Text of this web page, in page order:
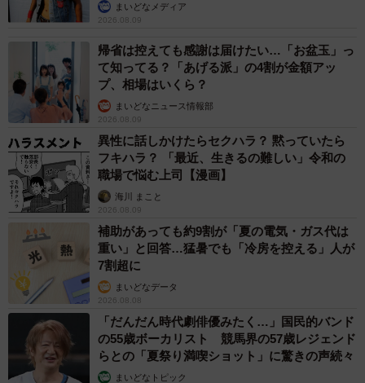
まいどなメディア
2026.08.09
帰省は控えても感謝は届けたい…「お盆玉」っ
て知ってる？「あげる派」の4割が金額アッ
プ、相場はいくら？
まいどなニュース情報部
2026.08.09
異性に話しかけたらセクハラ？ 黙っていたら
フキハラ？ 「最近、生きるの難しい」令和の
職場で悩む上司【漫画】
海川 まこと
2026.08.09
補助があっても約9割が「夏の電気・ガス代は
重い」と回答…猛暑でも「冷房を控える」人が
7割超に
まいどなデータ
2026.08.08
「だんだん時代劇俳優みたく…」国民的バンド
の55歳ボーカリスト 競馬界の57歳レジェンド
らとの「夏祭り満喫ショット」に驚きの声続々
まいどなトピック